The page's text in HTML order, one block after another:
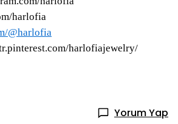
harlofia
@harlofia
harlofiajewelry/
Yorum Yap